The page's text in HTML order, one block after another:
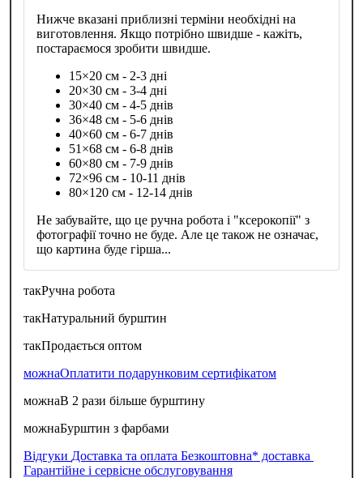
Нижче вказані приблизні терміни необхідні на
виготовлення. Якщо потрібно швидше - кажіть,
постараємося зробити швидше.
15×20 см - 2-3 дні
20×30 см - 3-4 дні
30×40 см - 4-5 днів
36×48 см - 5-6 днів
40×60 см - 6-7 днів
51×68 см - 6-8 днів
60×80 см - 7-9 днів
72×96 см - 10-11 днів
80×120 см - 12-14 днів
Не забувайте, що це ручна робота і "ксерокопії" з
фотографії точно не буде. Але це також не означає,
що картина буде гірша...
такРучна робота
такНатуральний бурштин
такПродається оптом
можнаОплатити подарунковим сертифікатом
можнаВ 2 рази більше бурштину
можнаБурштин з фарбами
Відгуки Доставка та оплата Безкоштовна* доставка
Гарантійне і сервісне обслуговування